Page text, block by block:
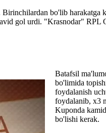
bo'lib harakatga
gol urdi. "Krasnodar" RPL
Batafsil
bo'limida
foydalanish
foydalanib, x3
Kuponda
bo'lishi kerak.